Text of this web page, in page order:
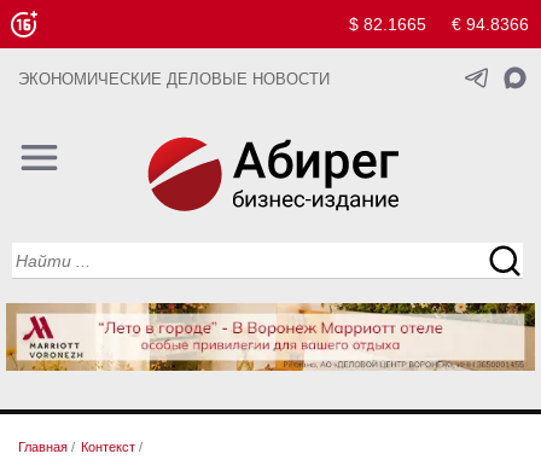
$ 82.1665 € 94.8366
ЭКОНОМИЧЕСКИЕ ДЕЛОВЫЕ НОВОСТИ
Главная / Контекст /